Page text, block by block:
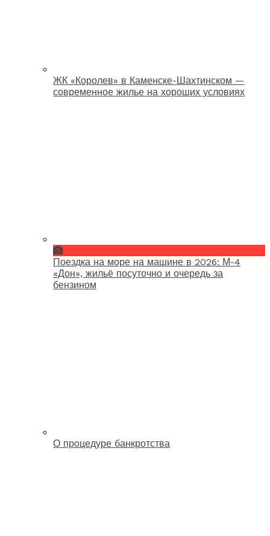
ЖК «Королев» в Каменске-Шахтинском —
современное жилье на хороших условиях
Поездка на море на машине в 2026: М-4
«Дон», жильё посуточно и очередь за
бензином
О процедуре банкротства